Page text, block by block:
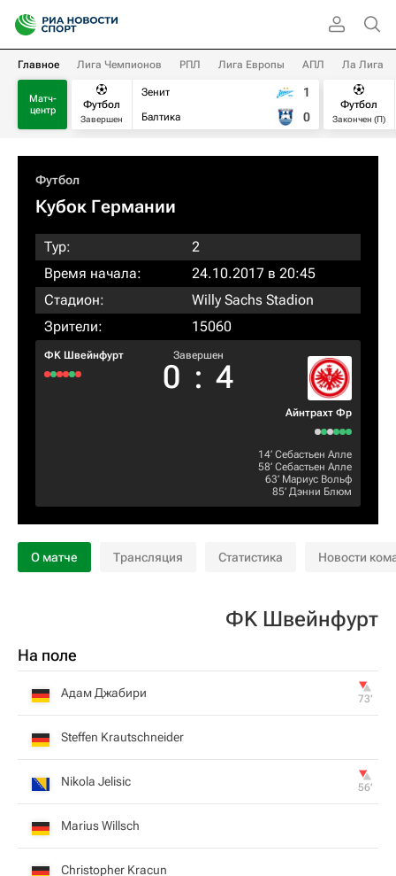
Главное Лига Чемпионов РПЛ Лига Европы АПЛ Ла Лига
Матч-
центр
Футбол
Завершен
Зенит
Балтика
1
0
Футбол
Закончен (П)
Футбол
Кубок Германии
Тур:
2
Время начала:
24.10.2017 в 20:45
Стадион:
Willy Sachs Stadion
Зрители:
15060
ФK Швейнфурт Завершен
0 : 4
Айнтрахт Фр
14‎’‎ Себастьен Алле
58‎’‎ Себастьен Алле
63‎’‎ Мариус Вольф
85‎’‎ Дэнни Блюм
О матче Трансляция Статистика Новости
ФK Швейнфурт
На поле
Адам Джабири 73‎’‎
Steffen Krautschneider
Nikola Jelisic 56‎’‎
Marius Willsch
Christopher Kracun